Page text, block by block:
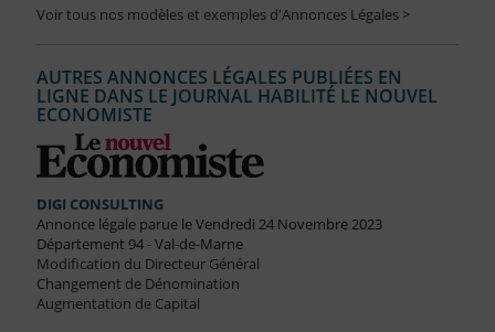
Voir tous nos modèles et exemples d'Annonces Légales >
AUTRES ANNONCES LÉGALES PUBLIÉES EN
LIGNE DANS LE JOURNAL HABILITÉ LE NOUVEL
ECONOMISTE
DIGI CONSULTING
Annonce légale parue le Vendredi 24 Novembre 2023
Département 94 - Val-de-Marne
Modification du Directeur Général
Changement de Dénomination
Augmentation de Capital